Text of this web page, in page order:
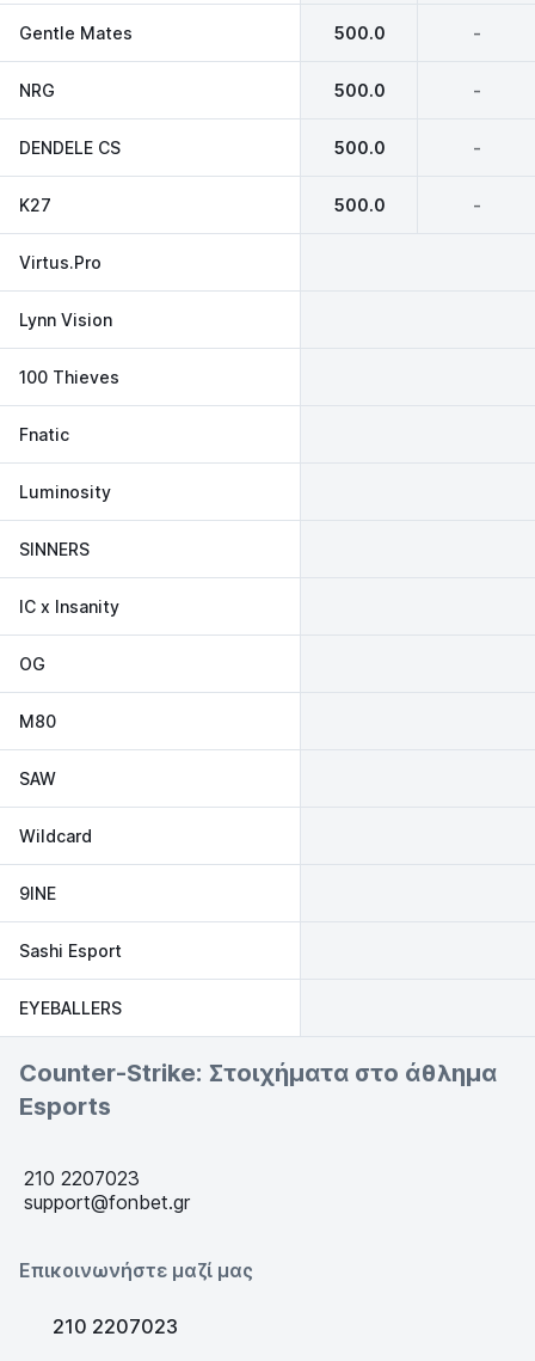
Gentle Mates 500.0 -
NRG 500.0 -
DENDELE CS 500.0 -
K27 500.0 -
Virtus.Pro
Lynn Vision
100 Thieves
Fnatic
Luminosity
SINNERS
IC x Insanity
OG
M80
SAW
Wildcard
9INE
Sashi Esport
EYEBALLERS
Counter-Strike: Στοιχήματα στο άθλημα
Esports
210 2207023
support@fonbet.gr
Επικοινωνήστε μαζί μας
210 2207023